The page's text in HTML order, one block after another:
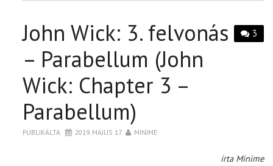
PÓLÓ RENDELÉS
3
John Wick: 3. felvonás
– Parabellum (John
Wick: Chapter 3 –
Parabellum)
PUBLIKÁLTA 2019. MÁJUS 17. MINIME
írta Minime